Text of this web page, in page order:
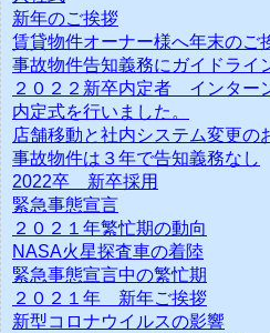
新年のご挨拶
賃貸物件オーナー様へ年末のご
事故物件告知義務にガイドライ
２０２２新卒内定者 インター
内定式を行いました。
店舗移動と社内システム変更の
事故物件は３年で告知義務なし
2022卒 新卒採用
緊急事態宣言
２０２１年繁忙期の動向
NASA火星探査車の着陸
緊急事態宣言中の繁忙期
２０２１年 新年ご挨拶
新型コロナウイルスの影響